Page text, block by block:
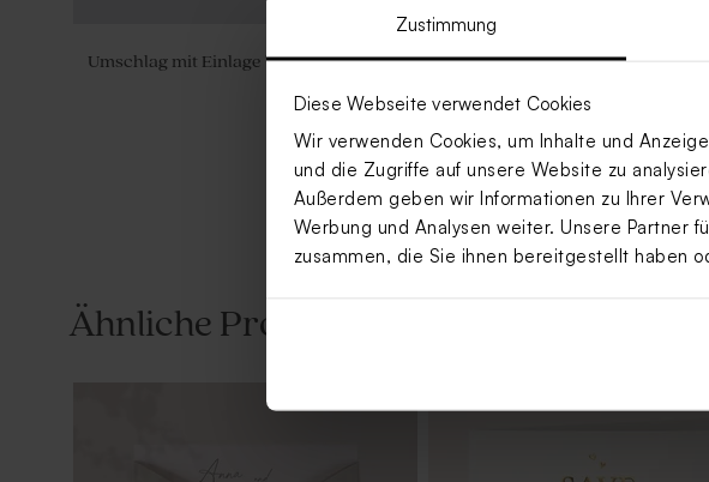
Zustimmung
Diese Webseite verwendet Cookies
Wir verwenden Cookies, um Inhalte und
und die Zugriffe auf unsere Website zu
Außerdem geben wir Informationen zu Ihrer
Werbung und Analysen weiter. Unsere Partner
zusammen, die Sie ihnen bereitgestellt haben
Umschlag mit Einlage 'Weltkarte' Rosafarbene Seifen - Hibiskus
Ähnliche Produkte